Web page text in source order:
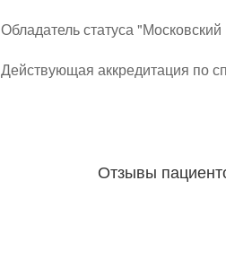
Обладатель статуса "Московский
Действующая аккредитация по
Отзывы